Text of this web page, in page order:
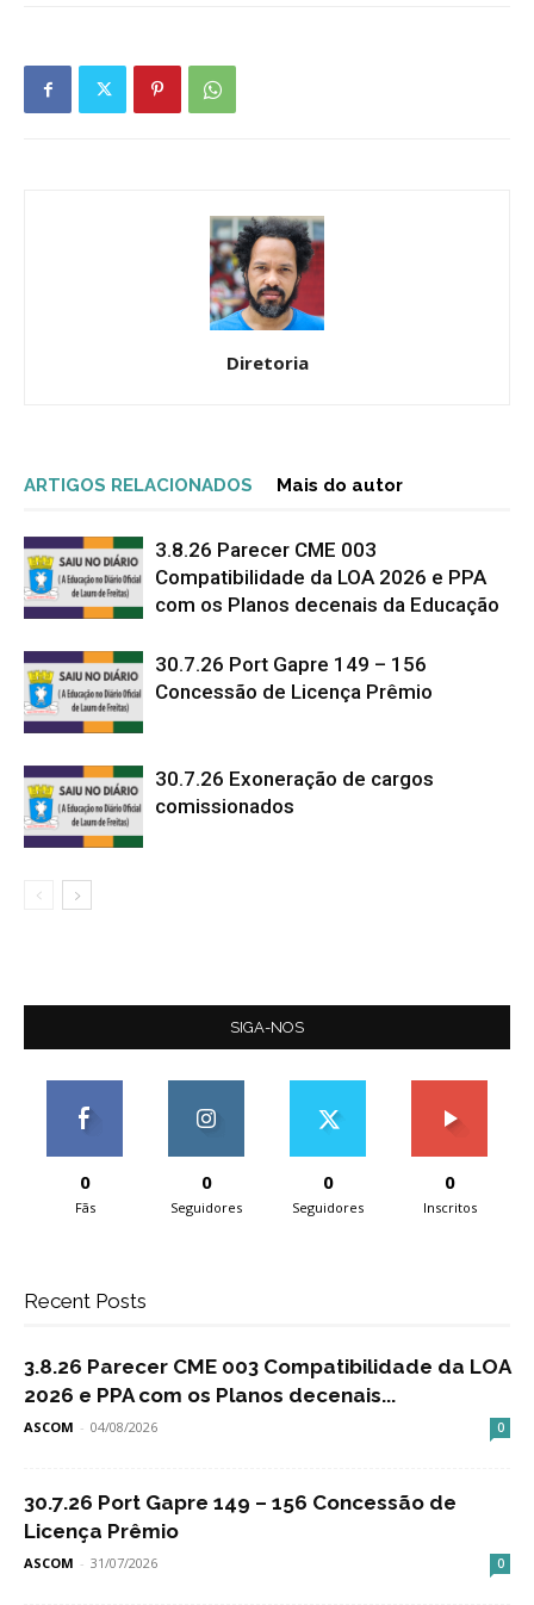
Diretoria
ARTIGOS RELACIONADOS Mais do autor
3.8.26 Parecer CME 003
Compatibilidade da LOA 2026 e PPA
com os Planos decenais da Educação
30.7.26 Port Gapre 149 – 156
Concessão de Licença Prêmio
30.7.26 Exoneração de cargos
comissionados
SIGA-NOS
0
Fãs
0
Seguidores
0
Seguidores
0
Inscritos
Recent Posts
3.8.26 Parecer CME 003 Compatibilidade da LOA
2026 e PPA com os Planos decenais...
ASCOM - 04/08/2026 0
30.7.26 Port Gapre 149 – 156 Concessão de
Licença Prêmio
ASCOM - 31/07/2026 0